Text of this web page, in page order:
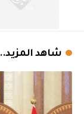
شاهد المزيد..